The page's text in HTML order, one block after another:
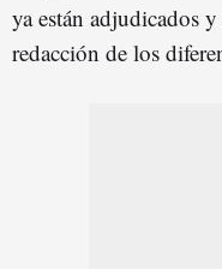
ya están adjudicados
redacción de los